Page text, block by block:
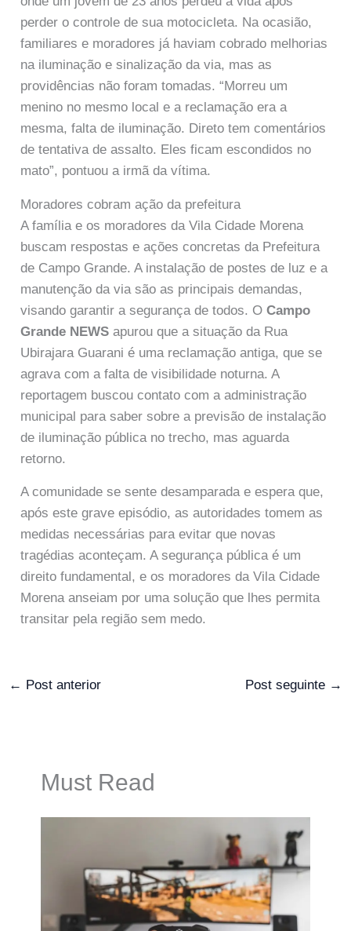
perder o controle de sua motocicleta. Na ocasião,
familiares e moradores já haviam cobrado melhorias
na iluminação e sinalização da via, mas as
providências não foram tomadas. “Morreu um
menino no mesmo local e a reclamação era a
mesma, falta de iluminação. Direto tem comentários
de tentativa de assalto. Eles ficam escondidos no
mato”, pontuou a irmã da vítima.
Moradores cobram ação da prefeitura
A família e os moradores da Vila Cidade Morena
buscam respostas e ações concretas da Prefeitura
de Campo Grande. A instalação de postes de luz e a
manutenção da via são as principais demandas,
visando garantir a segurança de todos. OCampo
Grande NEWS apurou que a situação da Rua
Ubirajara Guarani é uma reclamação antiga, que se
agrava com a falta de visibilidade noturna. A
reportagem buscou contato com a administração
municipal para saber sobre a previsão de instalação
de iluminação pública no trecho, mas aguarda
retorno.
A comunidade se sente desamparada e espera que,
após este grave episódio, as autoridades tomem as
medidas necessárias para evitar que novas
tragédias aconteçam. A segurança pública é um
direito fundamental, e os moradores da Vila Cidade
Morena anseiam por uma solução que lhes permita
transitar pela região sem medo.
← Post anterior Post seguinte →
Must Read